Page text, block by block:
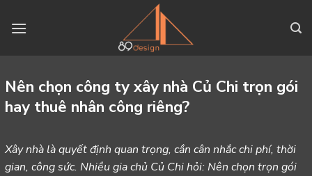
Nên chọn công ty xây nhà Củ Chi trọn gói
hay thuê nhân công riêng?
Xây nhà là quyết định quan trọng, cần cân nhắc chi phí, thời
gian, công sức. Nhiều gia chủ Củ Chi hỏi: Nên chọn trọn gói